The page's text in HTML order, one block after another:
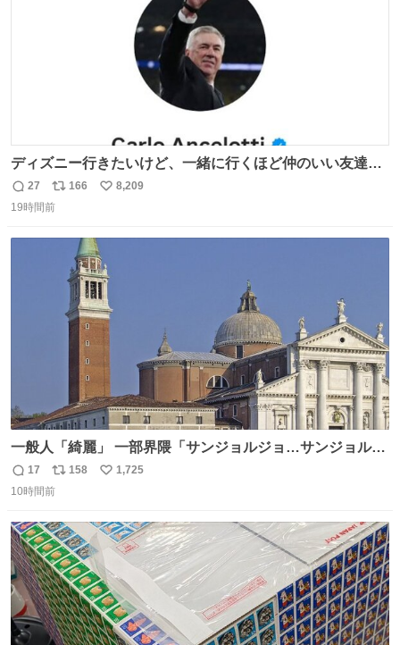
ディズニー行きたいけど、一緒に行くほど仲のいい友達が
居ない… ほんでこれ
返
信
27
リ
ポ
166
い
数
8,209
19時間前
一般人「綺麗」 一部界隈「サンジョルジョ…サンジョルジ
ョマ…ジョルノジョバァーナ！！』
返
信
17
リ
ポ
ト
数
158
い
数
1,725
10時間前